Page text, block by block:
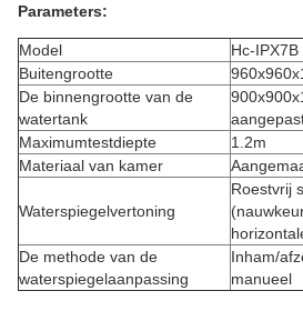
Parameters:
Model
Hc-IPX7B
Buitengrootte
De binnengrootte van de
watertank
Maximumtestdiepte
1.2m
Materiaal van kamer
Waterspiegelvertoning
Roestvrij
De methode van de
waterspiegelaanpassing
Inham/
manueel